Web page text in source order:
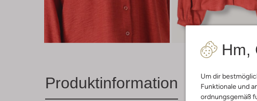
Hm,
Um dir
Funktionale und
ordnungsgemäß
Produktinformation